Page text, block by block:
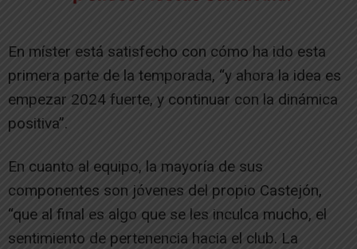
En míster está satisfecho con cómo ha ido esta
primera parte de la temporada, “y ahora la idea es
empezar 2024 fuerte, y continuar con la dinámica
positiva”.
En cuanto al equipo, la mayoría de sus
componentes son jóvenes del propio Castejón,
“que al final es algo que se les inculca mucho, el
sentimiento de pertenencia hacia el club. La